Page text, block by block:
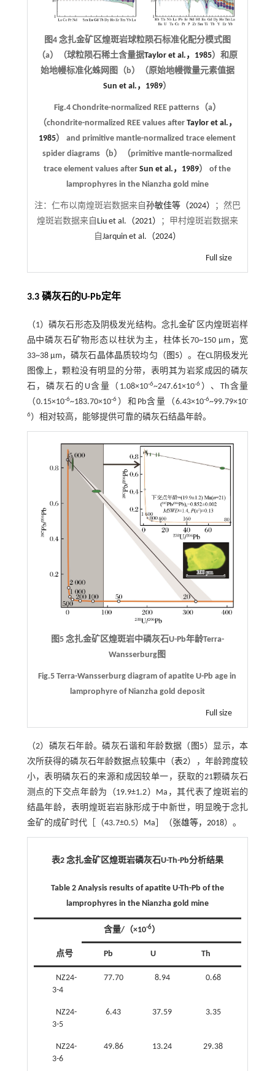
图4 念扎金矿区煌斑岩球粒陨石标准化配分模式图
（a）（球粒陨石稀土含量据Taylor et al.，1985）和原
始地幔标准化蛛网图（b）（原始地幔微量元素值据
Sun et al.，1989）
Fig.4 Chondrite-normalized REE patterns（a）
（chondrite-normalized REE values after Taylor et al.，
1985） and primitive mantle-normalized trace element
spider diagrams（b）（primitive mantle-normalized
trace element values afterSun et al.，1989） of the
lamprophyres in the Nianzha gold mine
注： 仁布以南煌斑岩数据来自 孙敏佳等（2024）
；然巴
煌斑岩数据来自 Liu et al.（2021）
；甲村煌斑岩数据来
自 Jarquin et al.（2024）
Full size
3.3 磷灰石的U-Pb定年
（1）磷灰石形态及阴极发光结构。念扎金矿区内煌斑岩样
品中磷灰石矿物形态以柱状为主，柱体长70~150 μm，宽
33~38 μm，磷灰石晶体晶质较均匀（ 图5）。在CL阴极发光
图像上，颗粒没有明显的分带，表明其为岩浆成因的磷灰
石，磷灰石的U含量（1.08×10-6~247.61×10-6 ）、Th含量
（0.15×10-6~183.70×10-6 ）和Pb含量（6.43×10-6~99.79×10-
6）相对较高，能够提供可靠的磷灰石结晶年龄。
图5 念扎金矿区煌斑岩中磷灰石U-Pb年龄Terra-
Wansserburg图
Fig.5 Terra-Wansserburg diagram of apatite U-Pb age in
lamprophyre of Nianzha gold deposit
Full size
（2）磷灰石年龄。磷灰石谐和年龄数据（ 图5）显示，本
次所获得的磷灰石年龄数据点较集中（表2），年龄跨度较
小，表明磷灰石的来源和成因较单一，获取的21颗磷灰石
测点的下交点年龄为（19.9±1.2）Ma，其代表了煌斑岩的
结晶年龄，表明煌斑岩岩脉形成于中新世，明显晚于念扎
金矿的成矿时代［（43.7±0.5）Ma］（张雄等，2018）。
表2 念扎金矿区煌斑岩磷灰石U-Th-Pb分析结果
Table 2 Analysis results of apatite U-Th-Pb of the
lamprophyres in the Nianzha gold mine
点号
含量/（×10-6）
Pb U Th
NZ24-
3-4
77.70 8.94 0.68
NZ24-
3-5
6.43 37.59 3.35
NZ24-
3-6
49.86 13.24 29.38